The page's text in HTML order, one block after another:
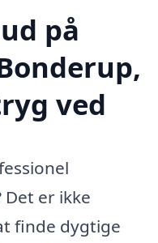
på
ved
er ikke
finde dygtige